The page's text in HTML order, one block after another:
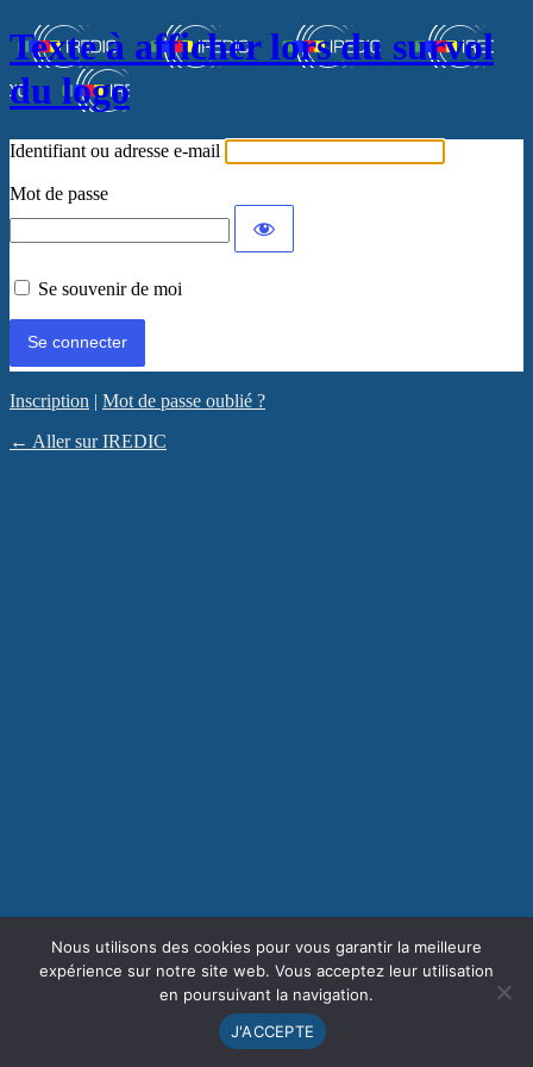
Texte à afficher lors du survol
du logo
Identifiant ou adresse e-mail
Mot de passe
Se souvenir de moi
Inscription | Mot de passe oublié ?
← Aller sur IREDIC
Nous utilisons des cookies pour vous garantir la meilleure
expérience sur notre site web. Vous acceptez leur utilisation
en poursuivant la navigation.
J'ACCEPTE